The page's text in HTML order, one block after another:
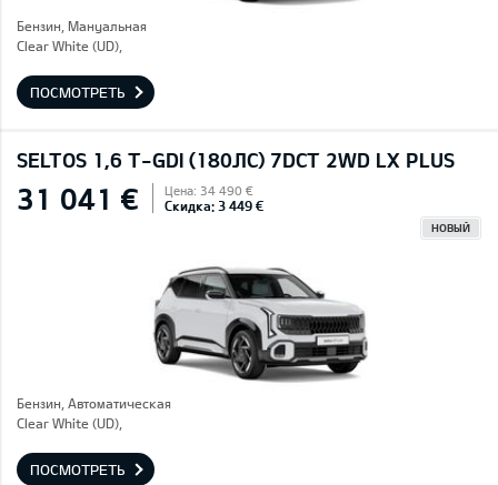
Бензин, Mануальная
Clear White (UD),
ПОСМОТРЕТЬ
SELTOS 1,6 T-GDI (180ЛС) 7DCT 2WD LX PLUS
31 041 € Цена: 34 490 €
Скидка: 3 449 €
НОВЫЙ
Бензин, Автоматическая
Clear White (UD),
ПОСМОТРЕТЬ